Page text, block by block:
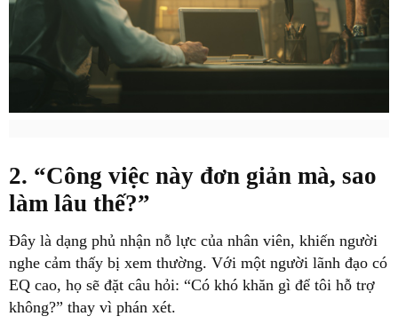
2. “Công việc này đơn giản mà, sao
làm lâu thế?”
Đây là dạng phủ nhận nỗ lực của nhân viên, khiến người
nghe cảm thấy bị xem thường. Với một người lãnh đạo có
EQ cao, họ sẽ đặt câu hỏi: “Có khó khăn gì để tôi hỗ trợ
không?” thay vì phán xét.